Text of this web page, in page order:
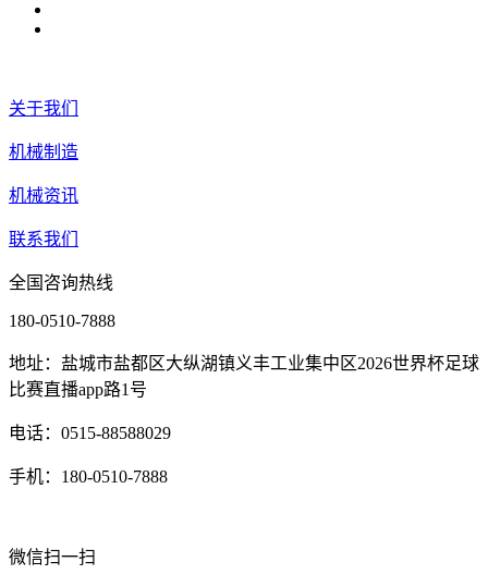
关于我们
机械制造
机械资讯
联系我们
全国咨询热线
180-0510-7888
地址：盐城市盐都区大纵湖镇义丰工业集中区2026世界杯足球
比赛直播app路1号
电话：0515-88588029
手机：180-0510-7888
微信扫一扫